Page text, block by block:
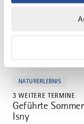
Die Kulinarische
machen: die einzigartige
NATURERLEBNIS
3 WEITERE TERMINE
4
Geführte
Isny
mehr